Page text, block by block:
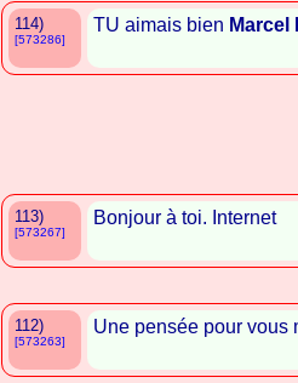
114)
[573286]
TU aimais bien Marcel
113)
[573267]
Bonjour à toi. Internet
112)
[573263]
Une pensée pour vous